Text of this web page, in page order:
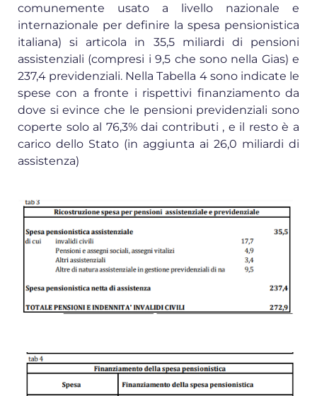
comunemente usato a livello nazionale e
internazionale per definire la spesa pensionistica
italiana) si articola in 35,5 miliardi di pensioni
assistenziali (compresi i 9,5 che sono nella Gias) e
237,4 previdenziali. Nella Tabella 4 sono indicate le
spese con a fronte i rispettivi finanziamento da
dove si evince che le pensioni previdenziali sono
coperte solo al 76,3% dai contributi , e il resto è a
carico dello Stato (in aggiunta ai 26,0 miliardi di
assistenza)